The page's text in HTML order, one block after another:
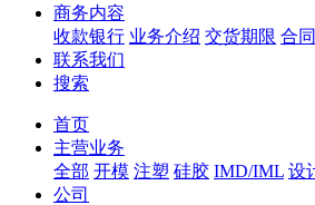
商务内容
收款银行 业务介绍 交货期限 合
联系我们
搜索
首页
主营业务
全部 开模 注塑 硅胶 IMD/IML 设
公司